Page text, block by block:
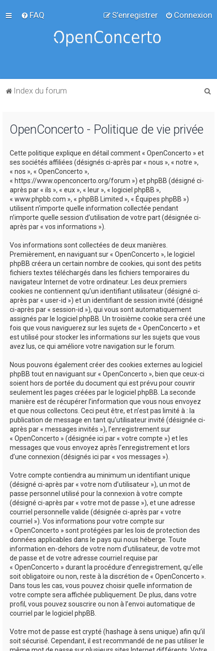
FAQ Connexion
S’enregistrer
Index du forum
OpenConcerto - Politique de vie privée
Cette politique explique en détail comment « OpenConcerto » et
ses sociétés affiliées (désignés ci-après par « nous », « notre »,
« nos », « OpenConcerto »,
« https://www.openconcerto.org/forum ») et phpBB (désigné ci-
après par « ils », « eux », « leur », « logiciel phpBB »,
« www.phpbb.com », « phpBB Limited », « Équipes phpBB »)
utilisent n’importe quelle information collectée pendant
n’importe quelle session d’utilisation de votre part (désignée ci-
après par « vos informations »).
Vos informations sont collectées de deux manières.
Premièrement, en naviguant sur « OpenConcerto », le logiciel
phpBB créera un certain nombre de cookies, qui sont des petits
fichiers textes téléchargés dans les fichiers temporaires du
navigateur Internet de votre ordinateur. Les deux premiers
cookies ne contiennent qu’un identifiant utilisateur (désigné ci-
après par « user-id ») et un identifiant de session invité (désigné
ci-après par « session-id »), qui vous sont automatiquement
assignés par le logiciel phpBB. Un troisième cookie sera créé une
fois que vous naviguerez sur les sujets de « OpenConcerto » et
est utilisé pour stocker les informations sur les sujets que vous
avez lus, ce qui améliore votre navigation sur le forum.
Nous pouvons également créer des cookies externes au logiciel
phpBB tout en naviguant sur « OpenConcerto », bien que ceux-ci
soient hors de portée du document qui est prévu pour couvrir
seulement les pages créées par le logiciel phpBB. La seconde
manière est de récupérer l’information que vous nous envoyez
et que nous collectons. Ceci peut être, et n’est pas limité à : la
publication de message en tant qu’utilisateur invité (désignée ci-
après par « messages invités »), l’enregistrement sur
« OpenConcerto » (désignée ici par « votre compte ») et les
messages que vous envoyez après l’enregistrement et lors
d’une connexion (désignés ici par « vos messages »).
Votre compte contiendra au minimum un identifiant unique
(désigné ci-après par « votre nom d’utilisateur »), un mot de
passe personnel utilisé pour la connexion à votre compte
(désigné ci-après par « votre mot de passe »), et une adresse
courriel personnelle valide (désignée ci-après par « votre
courriel »). Vos informations pour votre compte sur
« OpenConcerto » sont protégées par les lois de protection des
données applicables dans le pays qui nous héberge. Toute
information en-dehors de votre nom d’utilisateur, de votre mot
de passe et de votre adresse courriel requise par
« OpenConcerto » durant la procédure d’enregistrement, qu’elle
soit obligatoire ou non, reste à la discrétion de « OpenConcerto ».
Dans tous les cas, vous pouvez choisir quelle information de
votre compte sera affichée publiquement. De plus, dans votre
profil, vous pouvez souscrire ou non à l’envoi automatique de
courriel par le logiciel phpBB.
Votre mot de passe est crypté (hashage à sens unique) afin qu’il
soit sécurisé. Cependant, il est recommandé de ne pas utiliser le